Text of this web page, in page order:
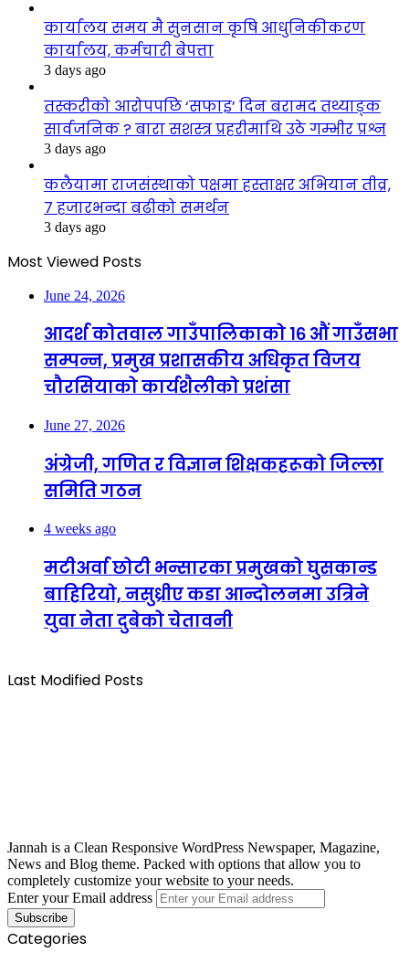
कार्यालय समय मै सुनसान कृषि आधुनिकीकरण
कार्यालय, कर्मचारी बेपत्ता
3 days ago
तस्करीको आरोपपछि ‘सफाइ’ दिन बरामद तथ्याङ्क
सार्वजनिक ? बारा सशस्त्र प्रहरीमाथि उठे गम्भीर प्रश्न
3 days ago
कलैयामा राजसंस्थाको पक्षमा हस्ताक्षर अभियान तीव्र,
७ हजारभन्दा बढीको समर्थन
3 days ago
Most Viewed Posts
June 24, 2026
आदर्श कोतवाल गाउँपालिकाको १६ औं गाउँसभा
सम्पन्न, प्रमुख प्रशासकीय अधिकृत विजय
चौरसियाको कार्यशैलीको प्रशंसा
June 27, 2026
अंग्रेजी, गणित र विज्ञान शिक्षकहरूको जिल्ला
समिति गठन
4 weeks ago
मटीअर्वा छोटी भन्सारका प्रमुखको घुसकान्ड
बाहिरियो, नसुध्रीए कडा आन्दोलनमा उत्रिने
युवा नेता दुबेको चेतावनी
Last Modified Posts
Jannah is a Clean Responsive WordPress Newspaper, Magazine,
News and Blog theme. Packed with options that allow you to
completely customize your website to your needs.
Enter your Email address
Categories